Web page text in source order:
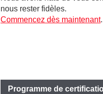
nous rester fidèles.
Commencez dès maintenant.
Programme de